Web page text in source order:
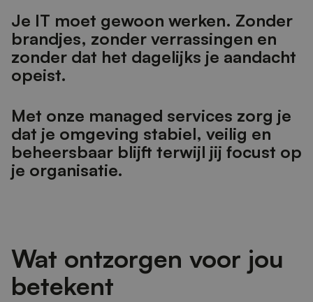
Je IT moet gewoon werken. Zonder
brandjes, zonder verrassingen en
zonder dat het dagelijks je aandacht
opeist.
Met onze managed services zorg je
dat je omgeving stabiel, veilig en
beheersbaar blijf terwijl jij focust op
je organisatie.
Wat ontzorgen voor jou
betekent